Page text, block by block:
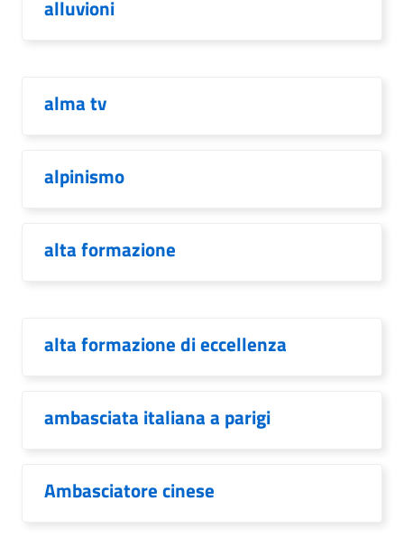
alluvioni
alma tv
alpinismo
alta formazione
alta formazione di eccellenza
ambasciata italiana a parigi
Ambasciatore cinese